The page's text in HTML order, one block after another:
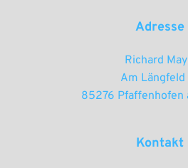
Adresse
Richard
Am Längfeld
85276 Pfaffenhofen
Kontakt